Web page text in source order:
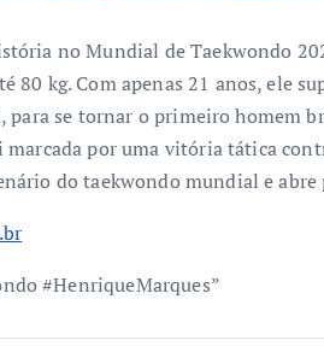
no Mundial de Taekwondo
80 kg. Com apenas 21 anos, ele
para se tornar o primeiro homem
por uma vitória tática
do taekwondo mundial e
#HenriqueMarques”